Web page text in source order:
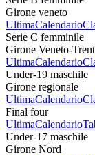
Girone veneto
UltimaCalendario
Serie C femminile
Girone Veneto-
UltimaCalendario
Under-19 maschile
Girone regionale
UltimaCalendario
Final four
UltimaCalendario
Under-17 maschile
Girone Nord